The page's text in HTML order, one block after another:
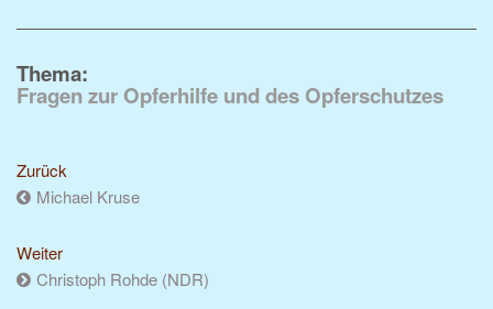
Thema:
Fragen zur Opferhilfe und des Opferschutzes
Zurück
Michael Kruse
Weiter
Christoph Rohde (NDR)